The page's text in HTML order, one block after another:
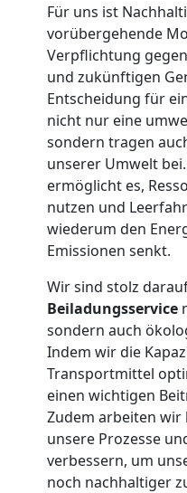
Für uns ist
vorübergehende
Verpflichtung
und zukünftigen
Entscheidung für
nicht nur eine
sondern tragen
unserer Umwelt
ermöglicht es,
nutzen und
wiederum den
Emissionen senkt.
Wir sind stolz
Beiladungsservice
sondern auch
Indem wir die
Transportmittel
einen wichtigen
Zudem arbeiten
unsere Prozesse
verbessern, um
noch nachhaltiger
Feldkirch
Feldkirch
Feldkirch
Umzug
für